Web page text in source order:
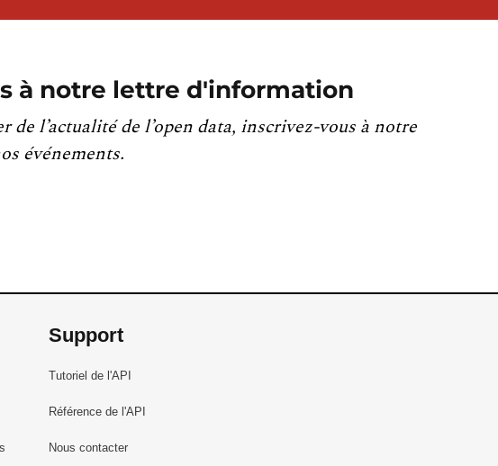
à notre lettre d'information
de l’actualité de l’open data, inscrivez-vous à notre
événements.
Support
Tutoriel de l'API
Référence de l'API
Nous contacter